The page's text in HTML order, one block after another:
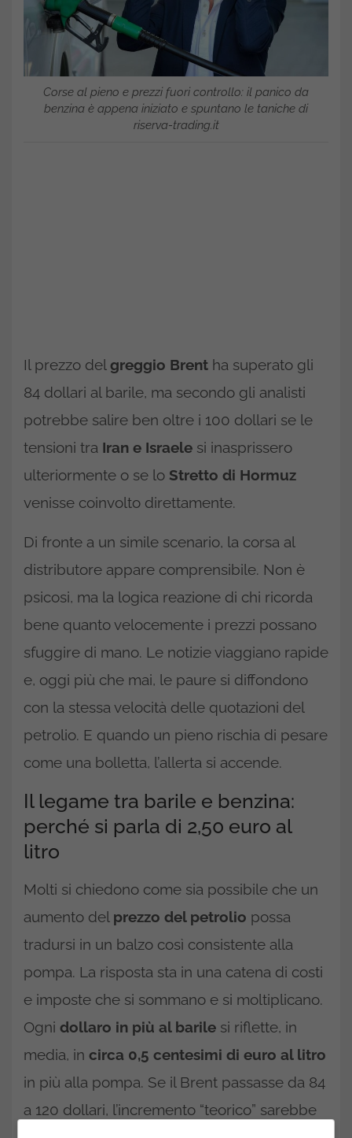
Corse al pieno e prezzi fuori controllo: il panico da
benzina è appena iniziato e spuntano le taniche di
riserva-trading.it
Il prezzo del greggio Brent ha superato gli
84 dollari al barile, ma secondo gli analisti
potrebbe salire ben oltre i 100 dollari se le
tensioni tra Iran e Israele si inasprissero
ulteriormente o se lo Stretto di Hormuz
venisse coinvolto direttamente.
Di fronte a un simile scenario, la corsa al
distributore appare comprensibile. Non è
psicosi, ma la logica reazione di chi ricorda
bene quanto velocemente i prezzi possano
sfuggire di mano. Le notizie viaggiano rapide
e, oggi più che mai, le paure si diffondono
con la stessa velocità delle quotazioni del
petrolio. E quando un pieno rischia di pesare
come una bolletta, l’allerta si accende.
Il legame tra barile e benzina:
perché si parla di 2,50 euro al
litro
Molti si chiedono come sia possibile che un
aumento del prezzo del petrolio possa
tradursi in un balzo così consistente alla
pompa. La risposta sta in una catena di costi
e imposte che si sommano e si moltiplicano.
Ogni dollaro in più al barile si riflette, in
media, in circa 0,5 centesimi di euro al litro
in più alla pompa. Se il Brent passasse da 84
a 120 dollari, l’incremento “teorico” sarebbe